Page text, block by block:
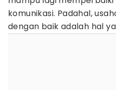
komunikasi. Padahal,
dengan baik adalah hal